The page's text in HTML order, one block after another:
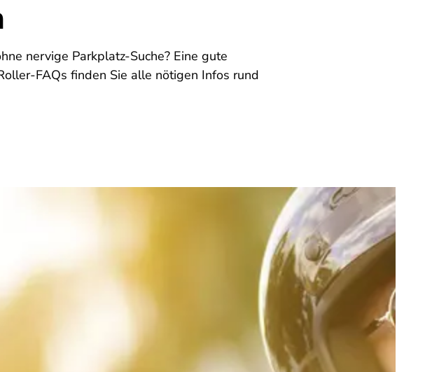
nervige Parkplatz-Suche? Eine gute
FAQs finden Sie alle nötigen Infos rund